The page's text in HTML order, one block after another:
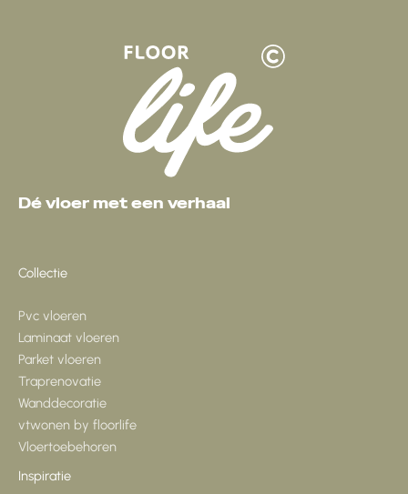
Dé vloer met een verhaal
Collectie
Pvc vloeren
Laminaat vloeren
Parket vloeren
Traprenovatie
Wanddecoratie
vtwonen by floorlife
Vloertoebehoren
Inspiratie